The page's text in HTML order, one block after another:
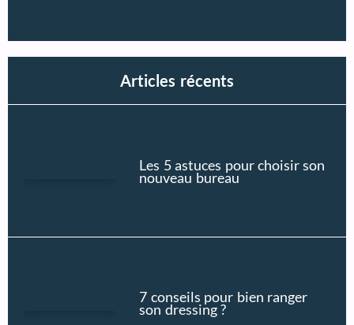
Articles récents
Les 5 astuces pour choisir son
nouveau bureau
7 conseils pour bien ranger
son dressing ?